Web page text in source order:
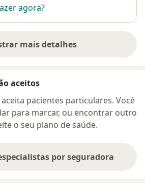
agora?
mais detalhes
sobre o endereço
aceitos
pacientes particulares. Você
para marcar, ou encontrar outro
o seu plano de saúde.
por seguradora